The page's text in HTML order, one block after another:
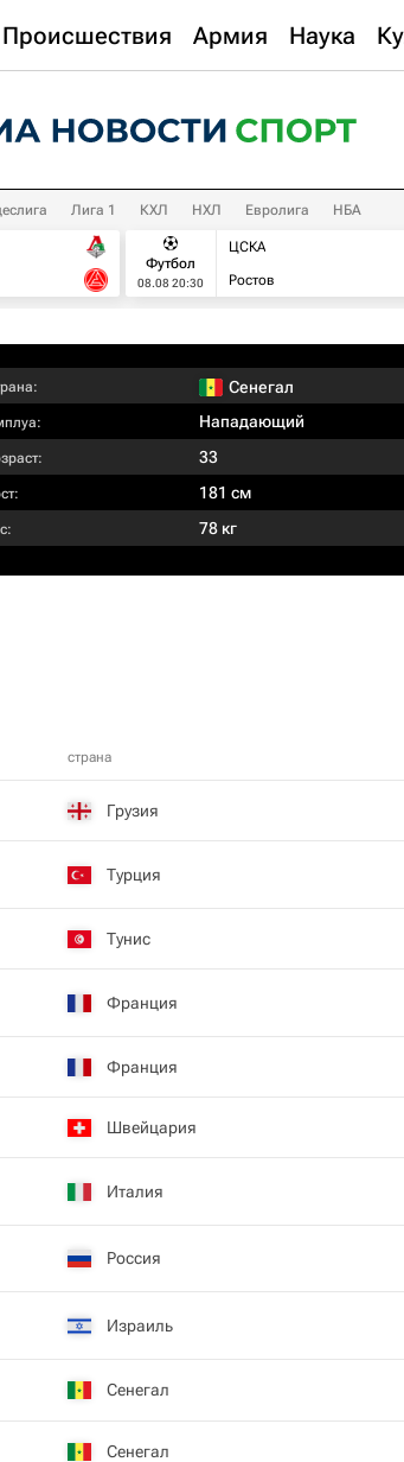
Происшествия Армия Наука
Лига 1 КХЛ НХЛ Евролига НБА
Футбол
08.08 20:30
ЦСКА
Ростов
Сенегал
Нападающий
33
181 см
78 кг
страна
Грузия
Турция
Тунис
Франция
Франция
Швейцария
Италия
Россия
Израиль
Сенегал
Сенегал